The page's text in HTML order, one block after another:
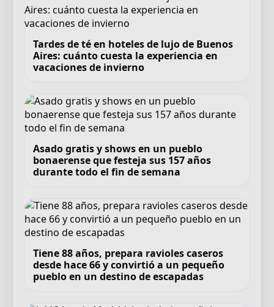
Tardes de té en hoteles de lujo de Buenos
Aires: cuánto cuesta la experiencia en
vacaciones de invierno
Asado gratis y shows en un pueblo
bonaerense que festeja sus 157 años
durante todo el fin de semana
Tiene 88 años, prepara ravioles caseros
desde hace 66 y convirtió a un pequeño
pueblo en un destino de escapadas